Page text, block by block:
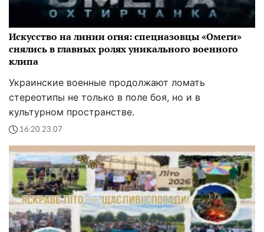
Искусство на линии огня: спецназовцы «Омеги»
снялись в главных ролях уникального военного
клипа
Украинские военные продолжают ломать
стереотипы не только в поле боя, но и в
культурном пространстве.
16:20 23.07